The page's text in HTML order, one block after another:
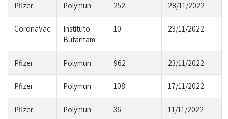
Pfizer Polymun 252 28/11/2022
CoronaVac
Instituto
Butantam
10 23/11/2022
Pfizer Polymun 962 23/11/2022
Pfizer Polymun 108 17/11/2022
Pfizer Polymun 36 11/11/2022